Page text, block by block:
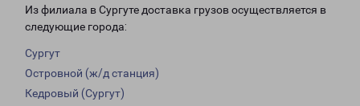
Из филиала в Сургуте доставка грузов осуществляется в
следующие города:
Сургут
Островной (ж/д станция)
Кедровый (Сургут)